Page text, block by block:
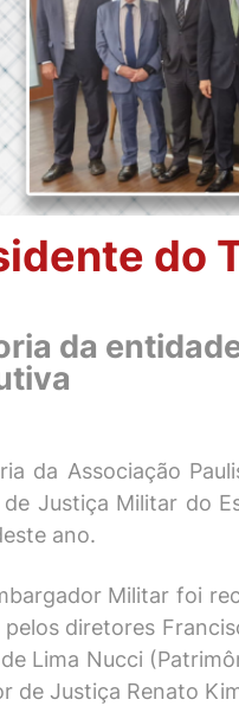
do
da
da Associação
de Justiça Militar do
ano.
Militar foi
diretores
Lima Nucci
de Justiça Renato